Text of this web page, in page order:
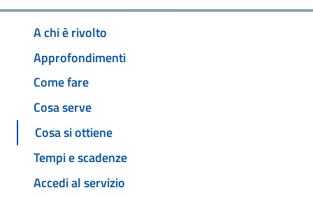
A chi è rivolto
Approfondimenti
Come fare
Cosa serve
Cosa si ottiene
Tempi e scadenze
Accedi al servizio